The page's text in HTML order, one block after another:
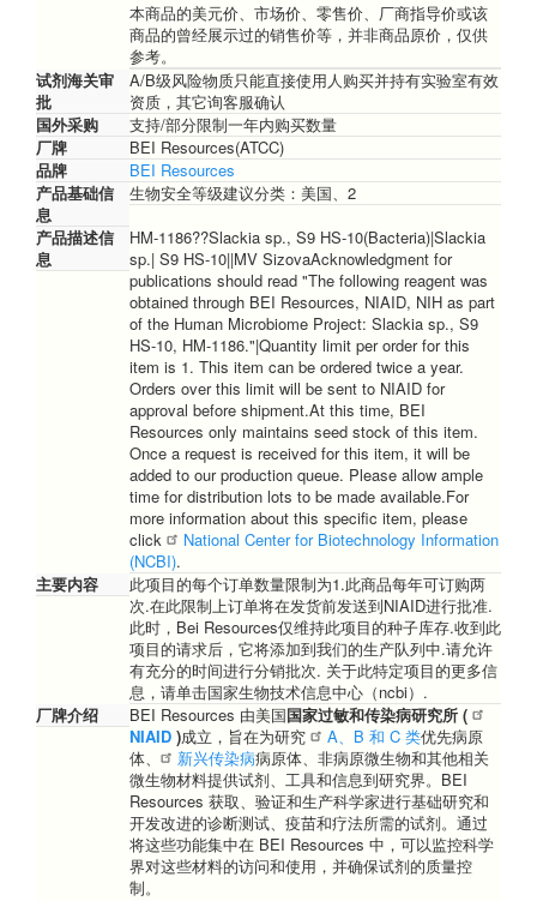
本商品的美元价、市场价、零售价、厂商指导价或该
商品的曾经展示过的销售价等，并非商品原价，仅供
参考。
试剂海关审
批
A/B级风险物质只能直接使用人购买并持有实验室有效
资质，其它询客服确认
国外采购
支持/部分限制一年内购买数量
厂牌
BEI Resources(ATCC)
品牌
BEI Resources
产品基础信
息
生物安全等级建议分类：美国、2
产品描述信
息
HM-1186??Slackia sp., S9 HS-10(Bacteria)|Slackia
sp.| S9 HS-10||MV SizovaAcknowledgment for
publications should read "The following reagent was
obtained through BEI Resources, NIAID, NIH as part
of the Human Microbiome Project: Slackia sp., S9
HS-10, HM-1186."|Quantity limit per order for this
item is 1. This item can be ordered twice a year.
Orders over this limit will be sent to NIAID for
approval before shipment.At this time, BEI
Resources only maintains seed stock of this item.
Once a request is received for this item, it will be
added to our production queue. Please allow ample
time for distribution lots to be made available.For
more information about this specific item, please
click
National Center for Biotechnology Information
(NCBI).
主要内容
此项目的每个订单数量限制为1.此商品每年可订购两
次.在此限制上订单将在发货前发送到NIAID进行批准.
此时，Bei Resources仅维持此项目的种子库存.收到此
项目的请求后，它将添加到我们的生产队列中.请允许
有充分的时间进行分销批次. 关于此特定项目的更多信
息，请单击国家生物技术信息中心（ncbi）.
厂牌介绍
BEI Resources 由美国国家过敏和传染病研究所 (
NIAID)成立，旨在为研究 A、B 和 C 类优先病原
体、
新兴传染病病原体、非病原微生物和其他相关
微生物材料提供试剂、工具和信息到研究界。BEI
Resources 获取、验证和生产科学家进行基础研究和
开发改进的诊断测试、疫苗和疗法所需的试剂。通过
将这些功能集中在 BEI Resources 中，可以监控科学
界对这些材料的访问和使用，并确保试剂的质量控
制。